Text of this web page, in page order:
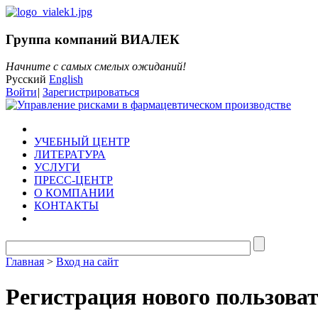
Группа компаний ВИАЛЕК
Начните с самых смелых ожиданий!
Русский English
Войти| Зарегистрироваться
УЧЕБНЫЙ ЦЕНТР
ЛИТЕРАТУРА
УСЛУГИ
ПРЕСС-ЦЕНТР
О КОМПАНИИ
КОНТАКТЫ
Главная > Вход на сайт
Регистрация нового